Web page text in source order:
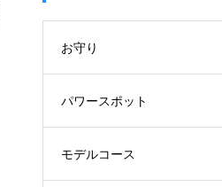
お守り
パワースポット
モデルコース